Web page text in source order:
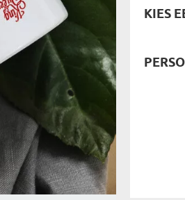
VOEDINGSMIDDELEN
SOORT CADEAU
KIES